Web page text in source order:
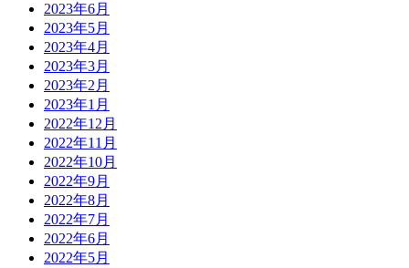
2023年6月
2023年5月
2023年4月
2023年3月
2023年2月
2023年1月
2022年12月
2022年11月
2022年10月
2022年9月
2022年8月
2022年7月
2022年6月
2022年5月